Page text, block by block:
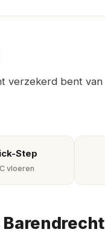
verzekerd bent van
Step
vloeren